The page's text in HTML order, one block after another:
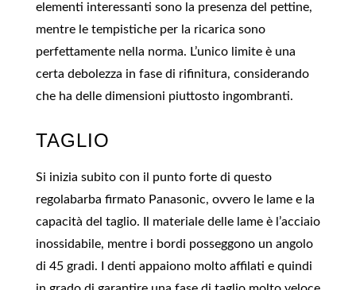
elementi interessanti sono la presenza del pettine,
mentre le tempistiche per la ricarica sono
perfettamente nella norma. L’unico limite è una
certa debolezza in fase di rifinitura, considerando
che ha delle dimensioni piuttosto ingombranti.
TAGLIO
Si inizia subito con il punto forte di questo
regolabarba firmato Panasonic, ovvero le lame e la
capacità del taglio. Il materiale delle lame è l’acciaio
inossidabile, mentre i bordi posseggono un angolo
di 45 gradi. I denti appaiono molto affilati e quindi